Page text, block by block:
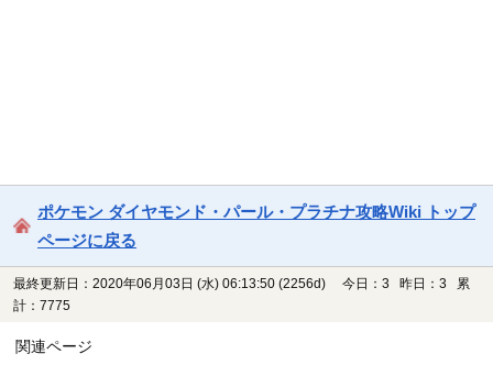
ポケモン ダイヤモンド・パール・プラチナ攻略Wiki トップ
ページに戻る
最終更新日：2020年06月03日 (水) 06:13:50 (2256d)
今日：3 昨日：3 累
計：7775
関連ページ